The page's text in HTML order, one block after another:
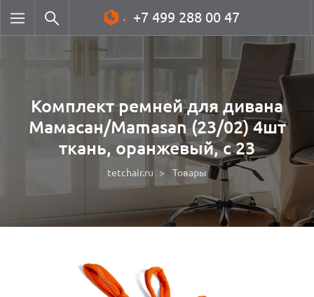
+7 499 288 00 47
Комплект ремней для дивана
Мамасан/Mamasan (23/02) 4шт
ткань, оранжевый, с 23
tetchair.ru Товары